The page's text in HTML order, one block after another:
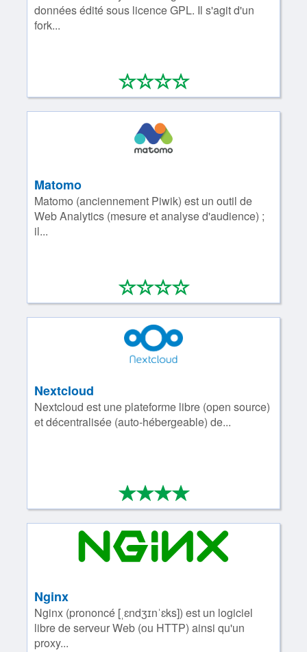
données édité sous licence GPL. Il s'agit d'un
fork...
****
0/4
Matomo
Matomo (anciennement Piwik) est un outil de
Web Analytics (mesure et analyse d'audience) ;
il...
****
0/4
Nextcloud
Nextcloud est une plateforme libre (open source)
et décentralisée (auto-hébergeable) de...
****
4/4
Nginx
Nginx (prononcé [ˌɛndʒɪnˈɛks]) est un logiciel
libre de serveur Web (ou HTTP) ainsi qu'un
proxy...